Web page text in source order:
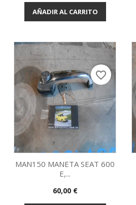
AÑADIR AL CARRITO
Vista rápida
MAN150 MANETA SEAT 600
E,...
Precio
60,00 €
favorite_border